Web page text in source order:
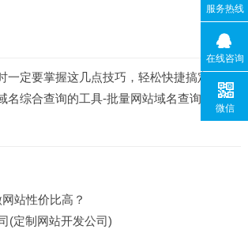
一定要掌握这几点技巧，轻松快捷搞定
名综合查询的工具-批量网站域名查询管理工
站性价比高？
(定制网站开发公司)
服务热线
在线咨询
微信